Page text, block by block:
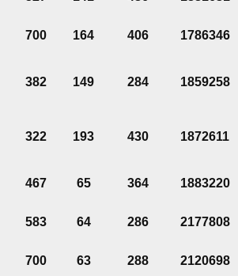
700 164 406 1786346
382 149 284 1859258
322 193 430 1872611
467 65 364 1883220
583 64 286 2177808
700 63 288 2120698